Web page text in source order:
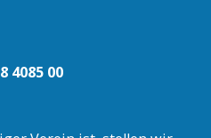
4085 00